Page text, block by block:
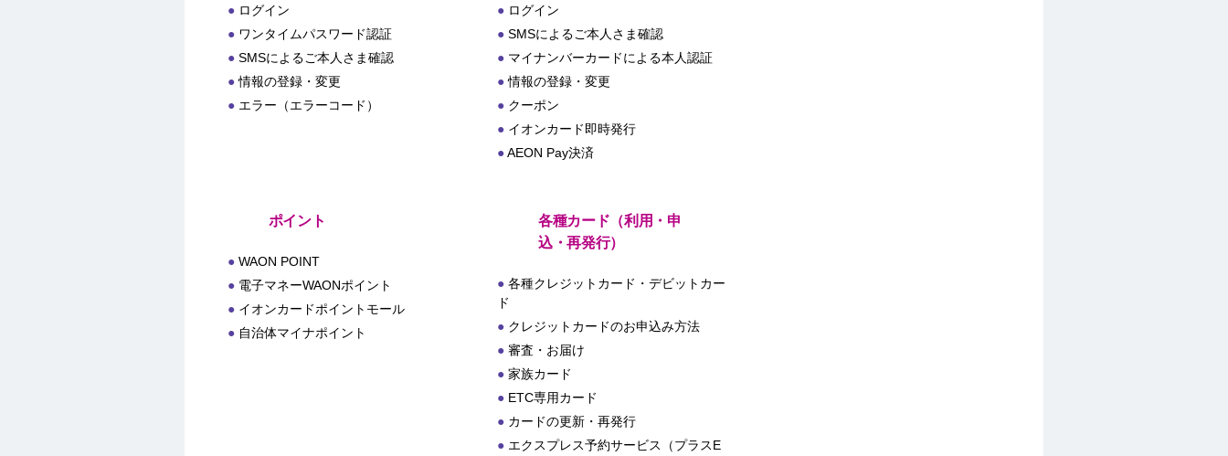
ログイン
ワンタイムパスワード認証
SMSによるご本人さま確認
情報の登録・変更
エラー（エラーコード）
ログイン
SMSによるご本人さま確認
マイナンバーカードによる本人認証
情報の登録・変更
クーポン
イオンカード即時発行
AEON Pay決済
ポイント
WAON POINT
電子マネーWAONポイント
イオンカードポイントモール
自治体マイナポイント
各種カード（利用・申
込・再発行）
各種クレジットカード・デビットカー
ド
クレジットカードのお申込み方法
審査・お届け
家族カード
ETC専用カード
カードの更新・再発行
エクスプレス予約サービス（プラスE